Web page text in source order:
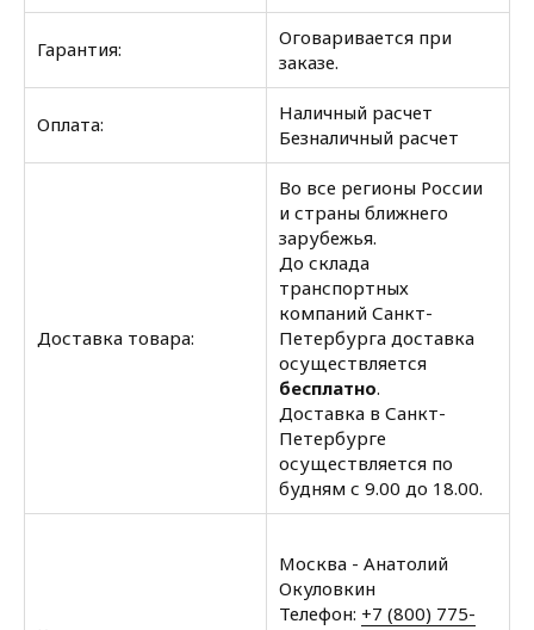
Гарантия:
Оговаривается при
заказе.
Оплата:
Наличный расчет
Безналичный расчет
Доставка товара:
Во все регионы России
и страны ближнего
зарубежья.
До склада
транспортных
компаний Санкт-
Петербурга доставка
осуществляется
бесплатно.
Доставка в Санкт-
Петербурге
осуществляется по
будням с 9.00 до 18.00.
Москва - Анатолий
Окуловкин
Телефон: +7 (800) 775-